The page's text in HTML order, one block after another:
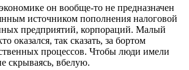
он вообще-то не предназначен
источником пополнения налоговой
предприятий, корпораций. Малый
оказался, так сказать, за бортом
процессов. Чтобы люди имели
скрываясь, вбелую.